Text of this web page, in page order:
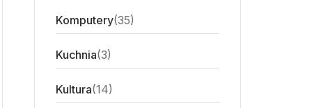
Komputery(35)
Kuchnia(3)
Kultura(14)